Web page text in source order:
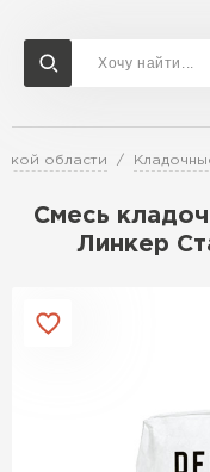
области
Смесь
Линкер
Доставка и оплата
Перейти в каталог
Газобетон
Газобетон